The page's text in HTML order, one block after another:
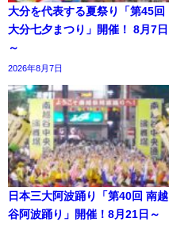
大分を代表する夏祭り「第45回
大分七夕まつり」開催！ 8月7日
～
2026年8月7日
日本三大阿波踊り「第40回 南越
谷阿波踊り」開催！8月21日～